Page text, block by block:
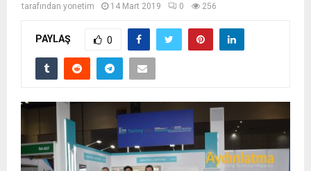
tarafından yonetim 14 Mart 2019 0 256
PAYLAŞ 0